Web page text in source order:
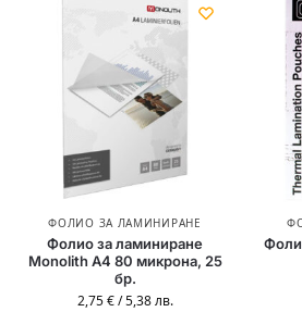
ФОЛИО ЗА ЛАМИНИРАНЕ
Фолио за ламиниране
Monolith A4 80 микрона, 25
бр.
2,75€ /5,38лв.